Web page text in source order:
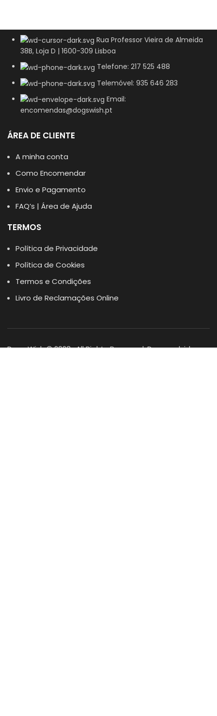
Rua Professor Vieira de Almeida
38B, Loja D | 1600-309 Lisboa
Telefone: 217 525 488
Telemóvel: 935 646 283
Email:
encomendas@dogswish.pt
ÁREA DE CLIENTE
A minha conta
Como Encomendar
Envio e Pagamento
FAQ’s | Área de Ajuda
TERMOS
Política de Privacidade
Política de Cookies
Termos e Condições
Livro de Reclamações Online
Dogs Wish © 2023 . All Rights Reserved. Desenvolvido por